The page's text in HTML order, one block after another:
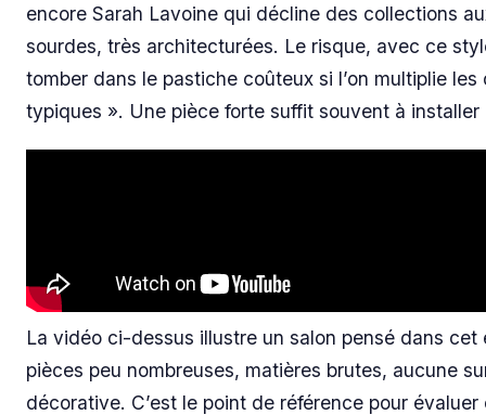
encore Sarah Lavoine qui décline des collections
sourdes, très architecturées. Le risque, avec ce
tomber dans le pastiche coûteux si l’on multiplie les
typiques ». Une pièce forte suffit souvent à installer
La vidéo ci-dessus illustre un salon pensé dans cet
pièces peu nombreuses, matières brutes, aucune
décorative. C’est le point de référence pour